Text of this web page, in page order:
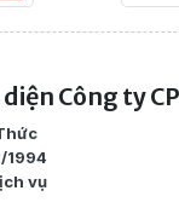
Công ty
1994
vụ